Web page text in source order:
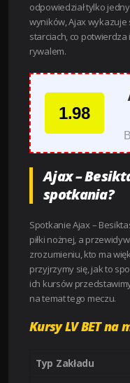
odpowiedział tylko
wyników, Ajax wykazuje
starciach, co
rywalem.
1.98
Ajax –
spotkania?
Spotkanie Ajax –
piłki nożnej, a
zrozumieniu, kto ma
przyjrzymy się, jak to
ich kursów
na temat tego meczu.
Kursy LV BET na
Typ Zakładu